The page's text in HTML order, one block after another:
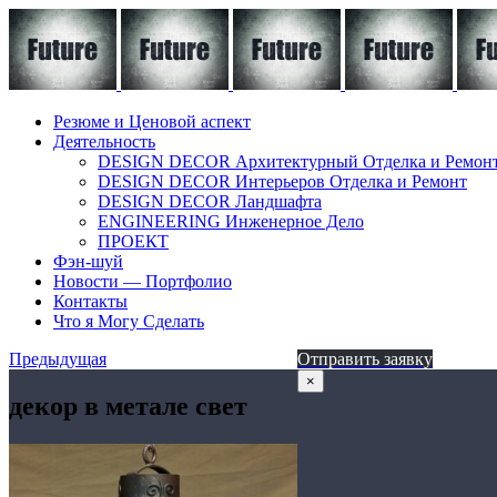
Резюме и Ценовой аспект
Деятельность
DESIGN DECOR Архитектурный Отделка и
DESIGN DECOR Интерьеров Отделка и Ремонт
DESIGN DECOR Ландшафта
ENGINEERING Инженерное Дело
ПРОЕКТ
Фэн-шуй
Новости — Портфолио
Контакты
Что я Могу Сделать
Предыдущая
декор в метале свет
Отправить заявку
×